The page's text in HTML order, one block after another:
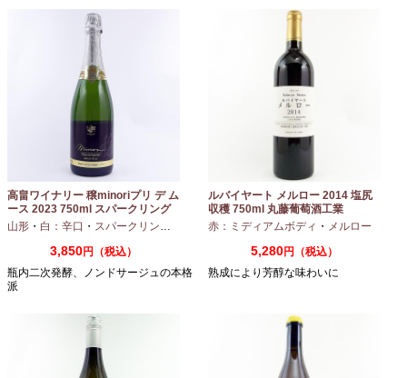
高畠ワイナリー 穣minoriプリ デ ム
ース 2023 750ml スパークリング
ワイン
山形 ・ 白：辛口 ・ スパークリングワイン ・シャルドネ
3,850円（税込）
瓶内二次発酵、ノンドサージュの本格
派
ルバイヤート メルロー 2014 塩尻
収穫 750ml 丸藤葡萄酒工業
赤：ミディアムボディ ・ メルロー
5,280円（税込）
熟成により芳醇な味わいに